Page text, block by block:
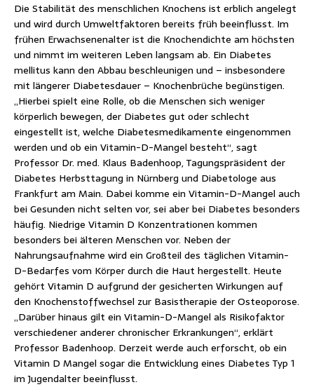
Die Stabilität des menschlichen Knochens ist erblich angelegt
und wird durch Umweltfaktoren bereits früh beeinflusst. Im
frühen Erwachsenenalter ist die Knochendichte am höchsten
und nimmt im weiteren Leben langsam ab. Ein Diabetes
mellitus kann den Abbau beschleunigen und – insbesondere
mit längerer Diabetesdauer – Knochenbrüche begünstigen.
„Hierbei spielt eine Rolle, ob die Menschen sich weniger
körperlich bewegen, der Diabetes gut oder schlecht
eingestellt ist, welche Diabetesmedikamente eingenommen
werden und ob ein Vitamin-D-Mangel besteht“, sagt
Professor Dr. med. Klaus Badenhoop, Tagungspräsident der
Diabetes Herbsttagung in Nürnberg und Diabetologe aus
Frankfurt am Main. Dabei komme ein Vitamin-D-Mangel auch
bei Gesunden nicht selten vor, sei aber bei Diabetes besonders
häufig. Niedrige Vitamin D Konzentrationen kommen
besonders bei älteren Menschen vor. Neben der
Nahrungsaufnahme wird ein Großteil des täglichen Vitamin-
D-Bedarfes vom Körper durch die Haut hergestellt. Heute
gehört Vitamin D aufgrund der gesicherten Wirkungen auf
den Knochenstoffwechsel zur Basistherapie der Osteoporose.
„Darüber hinaus gilt ein Vitamin-D-Mangel als Risikofaktor
verschiedener anderer chronischer Erkrankungen“, erklärt
Professor Badenhoop. Derzeit werde auch erforscht, ob ein
Vitamin D Mangel sogar die Entwicklung eines Diabetes Typ 1
im Jugendalter beeinflusst.